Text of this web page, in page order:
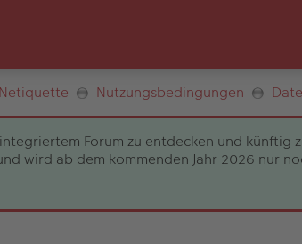
Netiquette Nutzungsbedingungen
Forum zu entdecken und
wird ab dem kommenden Jahr 2026 nur